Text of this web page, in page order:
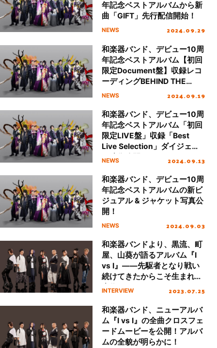
年記念ベストアルバムから新
曲「GIFT」先行配信開始！
NEWS 2024.09.29
和楽器バンド、デビュー10周
年記念ベストアルバム【初回
限定Document盤】収録レコ
ーディングBEHIND THE
SCENEダイジェスト映像公
NEWS 2024.09.19
和楽器バンド、デビュー10周
年記念ベストアルバム「初回
限定LIVE盤」収録「Best
Live Selection」ダイジェス
ト映像公開！
NEWS 2024.09.13
和楽器バンド、デビュー10周
年記念ベストアルバムの新ビ
ジュアル & ジャケット写真公
開！
NEWS 2024.09.03
和楽器バンドより、黒流、町
屋、山葵が語るアルバム『I
vs I』――先駆者となり戦い
続けてきたからこそ生まれた
本作について、アニメのOP
リーズへの熱い想いに迫る
INTERVIEW 2023.07.25
和楽器バンド、ニューアルバ
ム『I vs I』の全曲クロスフェ
ードムービーを公開！アルバ
ムの全貌が明らかに！